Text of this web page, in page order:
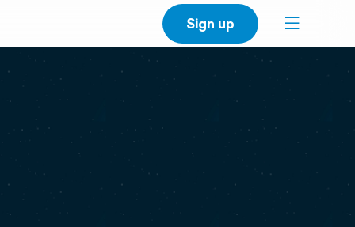
Sign up